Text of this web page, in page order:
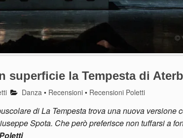
superficie la Tempesta di
Danza • Recensioni • Recensioni Poletti
di La Tempesta trova una nuova versione
Spota. Che però preferisce non tuffarsi a